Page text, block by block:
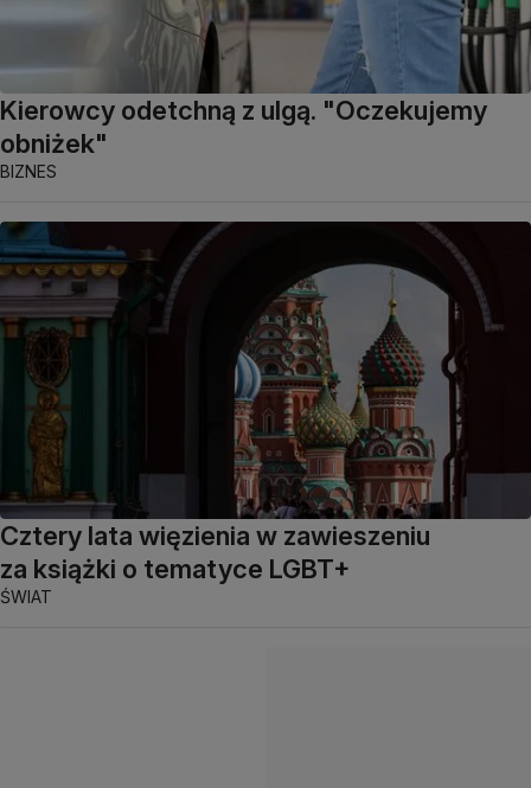
Kierowcy odetchną z ulgą. "Oczekujemy
obniżek"
BIZNES
Cztery lata więzienia w zawieszeniu
za książki o tematyce LGBT+
ŚWIAT